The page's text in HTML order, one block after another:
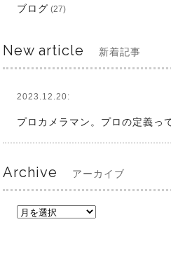
ブログ (27)
New article 新着記事
2023.12.20:
プロカメラマン。プロの定義っ
Archive アーカイブ